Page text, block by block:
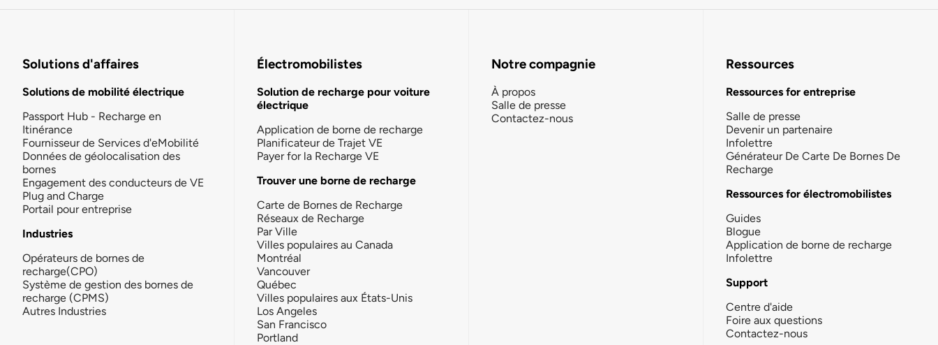
Solutions d'affaires
Solutions de mobilité électrique
Passport Hub - Recharge en
Itinérance
Fournisseur de Services d'eMobilité
Données de géolocalisation des
bornes
Engagement des conducteurs de VE
Plug and Charge
Portail pour entreprise
Industries
Opérateurs de bornes de
recharge(CPO)
Système de gestion des bornes de
recharge (CPMS)
Autres Industries
Électromobilistes
Solution de recharge pour voiture
électrique
Application de borne de recharge
Planificateur de Trajet VE
Payer for la Recharge VE
Trouver une borne de recharge
Carte de Bornes de Recharge
Réseaux de Recharge
Par Ville
Villes populaires au Canada
Montréal
Vancouver
Québec
Villes populaires aux États-Unis
Los Angeles
San Francisco
Portland
Notre compagnie
À propos
Salle de presse
Contactez-nous
Ressources
Ressources for entreprise
Salle de presse
Devenir un partenaire
Infolettre
Générateur De Carte De Bornes De
Recharge
Ressources for électromobilistes
Guides
Blogue
Application de borne de recharge
Infolettre
Support
Centre d'aide
Foire aux questions
Contactez-nous